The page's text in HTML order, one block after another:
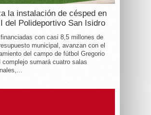
la instalación de césped en
del Polideportivo San Isidro
con casi 8,5 millones de
municipal, avanzan con el
del campo de fútbol Gregorio
complejo sumará cuatro salas